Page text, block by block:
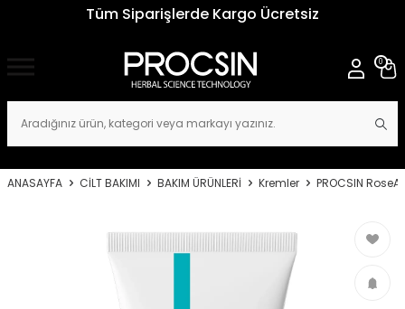
Tüm Siparişlerde Kargo Ücretsiz
0
ANASAYFA CİLT BAKIMI BAKIM ÜRÜNLERİ Kremler PROCSIN